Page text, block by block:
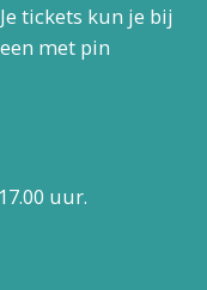
tickets kun je bij
met pin
uur.